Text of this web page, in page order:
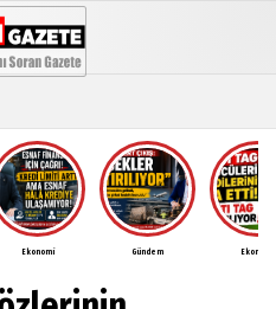
Video
Galeri
Künye
İletişim
Çerez
Ekonomi Gündem Ekonomi